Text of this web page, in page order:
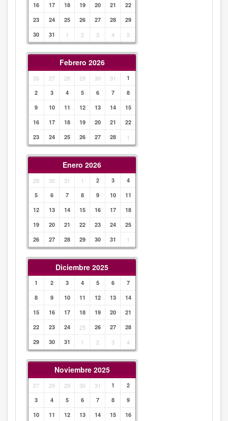
16
17 18 19 20 21
22
23
24 25 26 27 28
29
30
31 1 2 3 4 5
Febrero 2026
26 27 28 29 30 31
1
2
3 4 5 6 7
8
9
10 11 12 13 14
15
16
17 18 19 20 21
22
23
24 25 26 27 28 1
Enero 2026
29 30 31 1 2 3
4
5
6 7 8 9 10
11
12
13 14 15 16 17
18
19
20 21 22 23 24
25
26
27 28 29 30 31 1
Diciembre 2025
1 2 3 4 5 6
7
8
9 10 11 12 13
14
15
16 17 18 19 20
21
22
23 24 25 26 27
28
29
30 31 1 2 3 4
Noviembre 2025
27 29 29 30 31 1
2
3
4 5 6 7 8
9
10
11 12 13 14 15
16